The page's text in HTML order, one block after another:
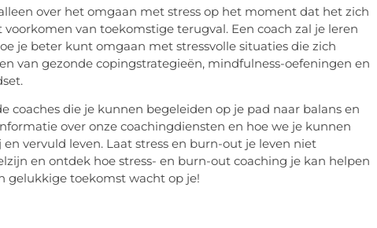
over het omgaan met stress op het moment dat het zich
van toekomstige terugval. Een coach zal je leren
je beter kunt omgaan met stressvolle situaties die zich
van gezonde copingstrategieën, mindfulness-oefeningen en
coaches die je kunnen begeleiden op je pad naar balans en
over onze coachingdiensten en hoe we je kunnen
vervuld leven. Laat stress en burn-out je leven niet
en ontdek hoe stress- en burn-out coaching je kan helpen
gelukkige toekomst wacht op je!